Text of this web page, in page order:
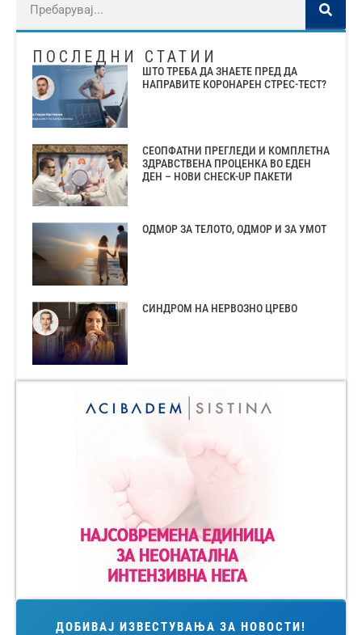
ПОСЛЕДНИ СТАТИИ
ШТО ТРЕБА ДА ЗНАЕТЕ ПРЕД ДА
НАПРАВИТЕ КОРОНАРЕН СТРЕС-ТЕСТ?
СЕОПФАТНИ ПРЕГЛЕДИ И КОМПЛЕТНА
ЗДРАВСТВЕНА ПРОЦЕНКА ВО ЕДЕН
ДЕН – НОВИ CHECK-UP ПАКЕТИ
ОДМОР ЗА ТЕЛОТО, ОДМОР И ЗА УМОТ
СИНДРОМ НА НЕРВОЗНО ЦРЕВО
ДОБИВАЈ ИЗВЕСТУВАЊА ЗА НОВОСТИ!